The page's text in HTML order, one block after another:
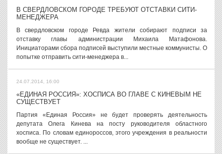
В СВЕРДЛОВСКОМ ГОРОДЕ ТРЕБУЮТ ОТСТАВКИ СИТИ-
МЕНЕДЖЕРА
В свердловском городе Ревда жители собирают подписи за
отставку главы администрации Михаила Матафонова.
Инициаторами сбора подписей выступили местные коммунисты. О
попытке отправить сити-менеджера в...
24.07.2014, 16:00
«ЕДИНАЯ РОССИЯ»: ХОСПИСА ВО ГЛАВЕ С КИНЕВЫМ НЕ
СУЩЕСТВУЕТ
Партия «Единая Россия» не будет проверять деятельность
депутата Олега Кинева на посту руководителя областного
хосписа. По словам единороссов, этого учреждения в реальности
вообще не существует. ...